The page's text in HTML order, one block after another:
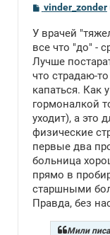
С
б
щ
н
и
vinder_zonder
У врачей
все что "до" -
Лучше
что страдаю-
капаться. Как
гормоналкой
уходит), а это
физические
первые два
больница
прямо в
старшными
Правда, без
Мили